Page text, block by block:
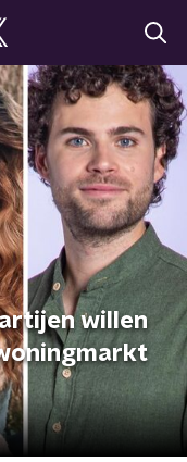
willen